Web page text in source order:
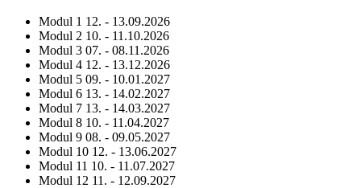
Modul 1 12. - 13.09.2026
Modul 2 10. - 11.10.2026
Modul 3 07. - 08.11.2026
Modul 4 12. - 13.12.2026
Modul 5 09. - 10.01.2027
Modul 6 13. - 14.02.2027
Modul 7 13. - 14.03.2027
Modul 8 10. - 11.04.2027
Modul 9 08. - 09.05.2027
Modul 10 12. - 13.06.2027
Modul 11 10. - 11.07.2027
Modul 12 11. - 12.09.2027